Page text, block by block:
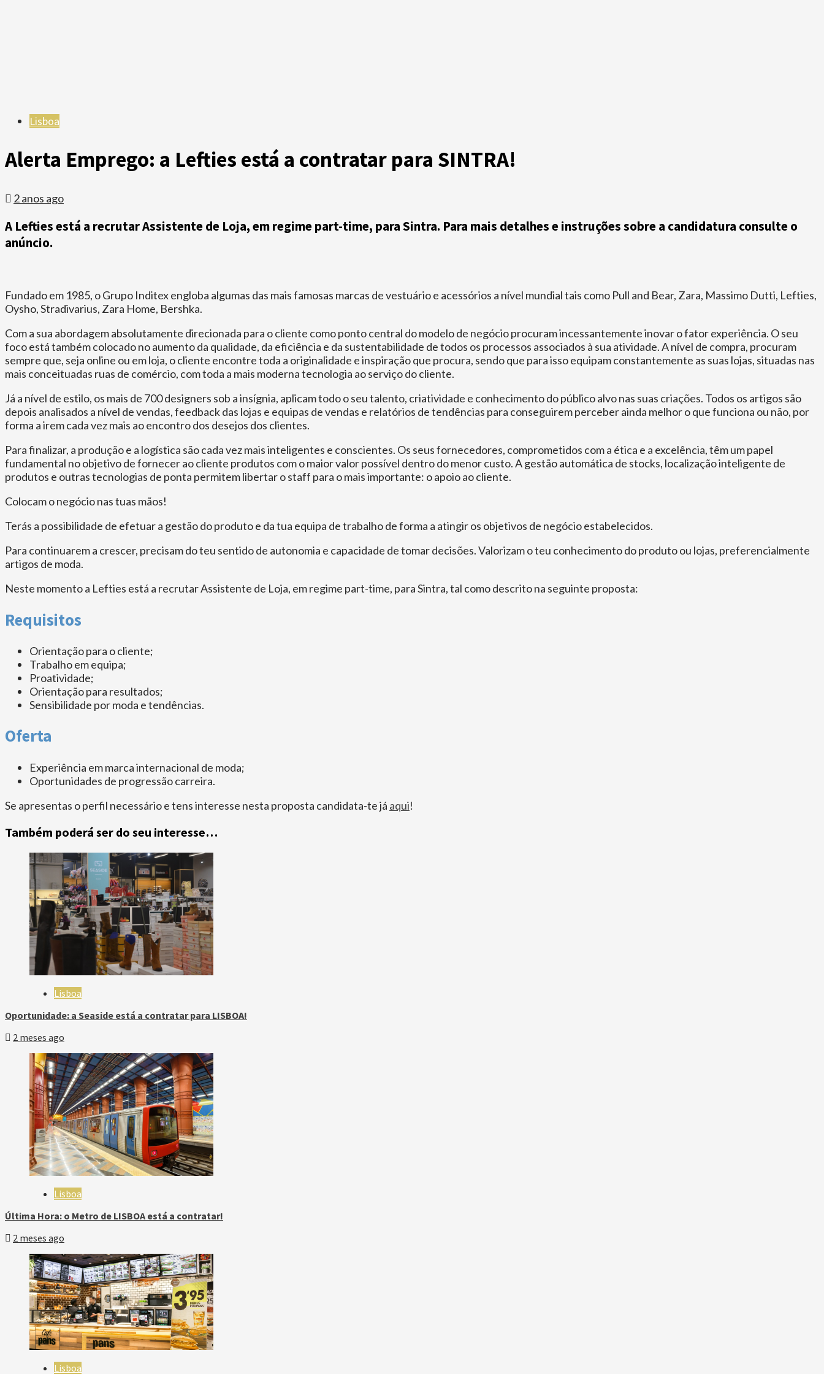
Lisboa
Alerta Emprego: a Lefties está a contratar para SINTRA!
2 anos ago
A Lefties está a recrutar Assistente de Loja, em regime part-time, para Sintra. Para mais detalhes e instruções sobre a candidatura consulte o
anúncio.
Fundado em 1985, o Grupo Inditex engloba algumas das mais famosas marcas de vestuário e acessórios a nível mundial tais como Pull and Bear, Zara, Massimo Dutti, Lefties,
Oysho, Stradivarius, Zara Home, Bershka.
Com a sua abordagem absolutamente direcionada para o cliente como ponto central do modelo de negócio procuram incessantemente inovar o fator experiência. O seu
foco está também colocado no aumento da qualidade, da eficiência e da sustentabilidade de todos os processos associados à sua atividade. A nível de compra, procuram
sempre que, seja online ou em loja, o cliente encontre toda a originalidade e inspiração que procura, sendo que para isso equipam constantemente as suas lojas, situadas nas
mais conceituadas ruas de comércio, com toda a mais moderna tecnologia ao serviço do cliente.
Já a nível de estilo, os mais de 700 designers sob a insígnia, aplicam todo o seu talento, criatividade e conhecimento do público alvo nas suas criações. Todos os artigos são
depois analisados a nível de vendas, feedback das lojas e equipas de vendas e relatórios de tendências para conseguirem perceber ainda melhor o que funciona ou não, por
forma a irem cada vez mais ao encontro dos desejos dos clientes.
Para finalizar, a produção e a logística são cada vez mais inteligentes e conscientes. Os seus fornecedores, comprometidos com a ética e a excelência, têm um papel
fundamental no objetivo de fornecer ao cliente produtos com o maior valor possível dentro do menor custo. A gestão automática de stocks, localização inteligente de
produtos e outras tecnologias de ponta permitem libertar o staff para o mais importante: o apoio ao cliente.
Colocam o negócio nas tuas mãos!
Terás a possibilidade de efetuar a gestão do produto e da tua equipa de trabalho de forma a atingir os objetivos de negócio estabelecidos.
Para continuarem a crescer, precisam do teu sentido de autonomia e capacidade de tomar decisões. Valorizam o teu conhecimento do produto ou lojas, preferencialmente
artigos de moda.
Neste momento a Lefties está a recrutar Assistente de Loja, em regime part-time, para Sintra, tal como descrito na seguinte proposta:
Requisitos
Orientação para o cliente;
Trabalho em equipa;
Proatividade;
Orientação para resultados;
Sensibilidade por moda e tendências.
Oferta
Experiência em marca internacional de moda;
Oportunidades de progressão carreira.
Se apresentas o perfil necessário e tens interesse nesta proposta candidata-te já aqui!
Também poderá ser do seu interesse…
Lisboa
Oportunidade: a Seaside está a contratar para LISBOA!
2 meses ago
Lisboa
Última Hora: o Metro de LISBOA está a contratar!
2 meses ago
Lisboa